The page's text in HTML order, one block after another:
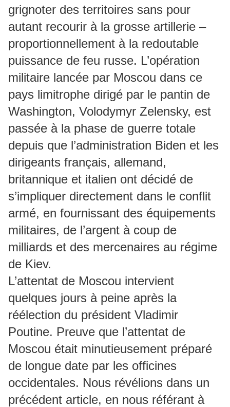
grignoter des territoires sans pour
autant recourir à la grosse artillerie –
proportionnellement à la redoutable
puissance de feu russe. L’opération
militaire lancée par Moscou dans ce
pays limitrophe dirigé par le pantin de
Washington, Volodymyr Zelensky, est
passée à la phase de guerre totale
depuis que l’administration Biden et les
dirigeants français, allemand,
britannique et italien ont décidé de
s’impliquer directement dans le conflit
armé, en fournissant des équipements
militaires, de l’argent à coup de
milliards et des mercenaires au régime
de Kiev.
L’attentat de Moscou intervient
quelques jours à peine après la
réélection du président Vladimir
Poutine. Preuve que l’attentat de
Moscou était minutieusement préparé
de longue date par les officines
occidentales. Nous révélions dans un
précédent article, en nous référant à